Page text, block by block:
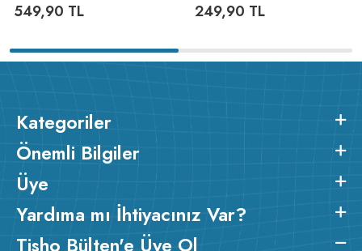
549,90 TL 249,90 TL
Kategoriler
Önemli Bilgiler
Üye
Yardıma mı İhtiyacınız Var?
Tisho Bülten'e Üye Ol